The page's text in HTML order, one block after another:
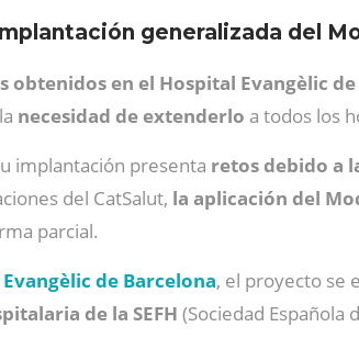
generalizada del
obtenidos en el Hospital Evangèlic
necesidad de extenderlo a todos los
implantación presenta retos debido a
del CatSalut, la aplicación del
parcial.
de Barcelona, el proyecto se
de la SEFH (Sociedad